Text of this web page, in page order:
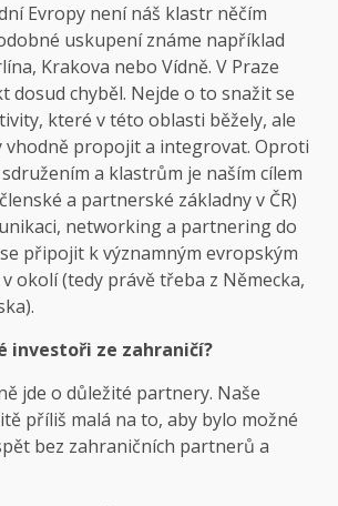
Evropy není náš klastr něčím
uskupení známe například
Krakova nebo Vídně. V Praze
dosud chyběl. Nejde o to snažit se
které v této oblasti běžely, ale
vhodně propojit a integrovat. Oproti
a klastrům je naším cílem
a partnerské základny v ČR)
networking a partnering do
připojit k významným evropským
okolí (tedy právě třeba z Německa,
investoři ze zahraničí?
jde o důležité partnery. Naše
příliš malá na to, aby bylo možné
bez zahraničních partnerů a